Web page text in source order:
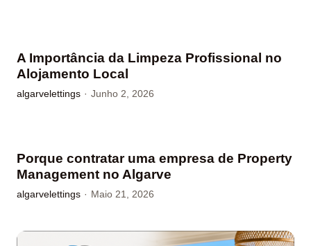
A Importância da Limpeza Profissional no
Alojamento Local
algarvelettings · Junho 2, 2026
Porque contratar uma empresa de Property
Management no Algarve
algarvelettings · Maio 21, 2026